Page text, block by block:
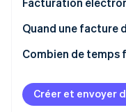
Quand une facture
Combien de temps
Créer et envoyer